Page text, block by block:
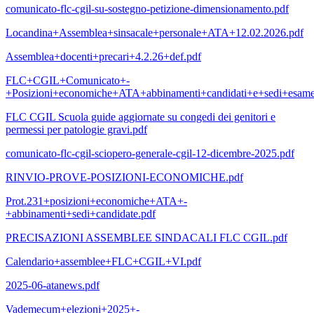
comunicato-flc-cgil-su-sostegno-petizione-dimensionamento.pdf
Locandina+Assemblea+sinsacale+personale+ATA+12.02.2026.pdf
Assemblea+docenti+precari+4.2.26+def.pdf
FLC+CGIL+Comunicato+-
FLC CGIL Scuola guide aggiornate su congedi dei genitori e
permessi per patologie gravi.pdf
comunicato-flc-cgil-sciopero-generale-cgil-12-dicembre-2025.pdf
RINVIO-PROVE-POSIZIONI-ECONOMICHE.pdf
Prot.231+posizioni+economiche+ATA+-
+abbinamenti+sedi+candidate.pdf
PRECISAZIONI ASSEMBLEE SINDACALI FLC CGIL.pdf
Calendario+assemblee+FLC+CGIL+VI.pdf
2025-06-atanews.pdf
Vademecum+elezioni+2025+-